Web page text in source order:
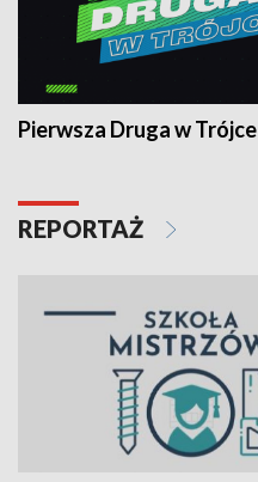
Pierwsza Druga w Trójce
REPORTAŻ